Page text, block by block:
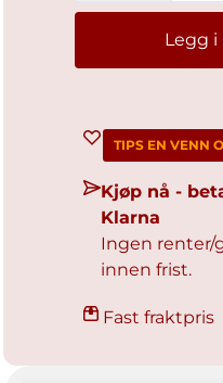
0 % Mettet fett 0 grm 0 % Transfett 0 gram 0 %
Kolesterol 0 mg 0 % Natrium 0 mg 0 %
Karbohydrater 20 grm 7% Kostfiber
Sukker totalt 19 gr Inkluderer g tilsatt sukker 19
Legg
TIPS EN VENN
Kjøp nå -
Klarna
Ingen renter/
innen frist.
Fast fraktpris